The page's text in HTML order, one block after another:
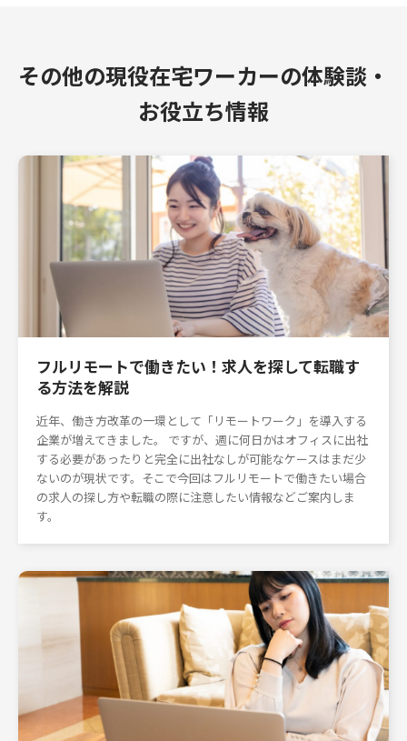
その他の現役在宅ワーカーの体験談・
お役立ち情報
フルリモートで働きたい！求人を探して転職す
る方法を解説
近年、働き方改革の一環として「リモートワーク」を導入する
企業が増えてきました。 ですが、週に何日かはオフィスに出社
する必要があったりと完全に出社なしが可能なケースはまだ少
ないのが現状です。そこで今回はフルリモートで働きたい場合
の求人の探し方や転職の際に注意したい情報などご案内しま
す。